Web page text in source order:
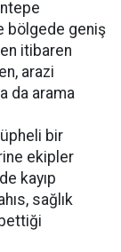
bölgede geniş
itibaren
arazi
da arama
bir
ekipler
kayıp
sağlık